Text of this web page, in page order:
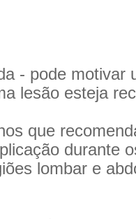
- pode motivar
lesão esteja
que
durante
lombar e